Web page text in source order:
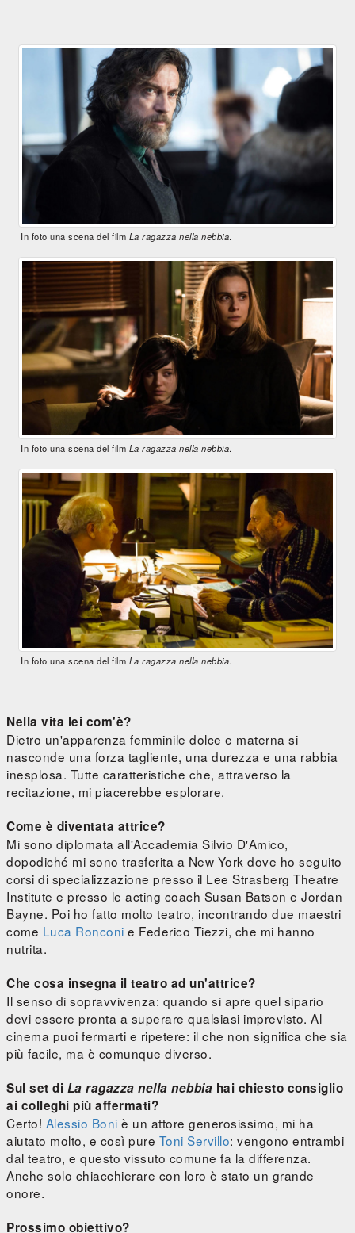
In foto una scena del film La ragazza nella nebbia.
In foto una scena del film La ragazza nella nebbia.
In foto una scena del film La ragazza nella nebbia.
Nella vita lei com'è?
Dietro un'apparenza femminile dolce e materna si
nasconde una forza tagliente, una durezza e una rabbia
inesplosa. Tutte caratteristiche che, attraverso la
recitazione, mi piacerebbe esplorare.
Come è diventata attrice?
Mi sono diplomata all'Accademia Silvio D'Amico,
dopodiché mi sono trasferita a New York dove ho seguito
corsi di specializzazione presso il Lee Strasberg Theatre
Institute e presso le acting coach Susan Batson e Jordan
Bayne. Poi ho fatto molto teatro, incontrando due maestri
come Luca Ronconi e Federico Tiezzi, che mi hanno
nutrita.
Che cosa insegna il teatro ad un'attrice?
Il senso di sopravvivenza: quando si apre quel sipario
devi essere pronta a superare qualsiasi imprevisto. Al
cinema puoi fermarti e ripetere: il che non significa che sia
più facile, ma è comunque diverso.
Sul set di La ragazza nella nebbia hai chiesto consiglio
ai colleghi più affermati?
Certo! Alessio Boni è un attore generosissimo, mi ha
aiutato molto, e così pure Toni Servillo: vengono entrambi
dal teatro, e questo vissuto comune fa la differenza.
Anche solo chiacchierare con loro è stato un grande
onore.
Prossimo obiettivo?